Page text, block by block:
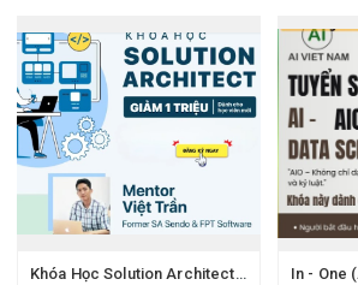
Khóa Học Solution Architect 200Lab – Thiết Kế Hệ Thống Microservices & System Design